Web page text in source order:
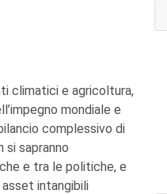
climatici e agricoltura,
mondiale e
complessivo di
si sapranno
e tra le politiche, e
intangibili